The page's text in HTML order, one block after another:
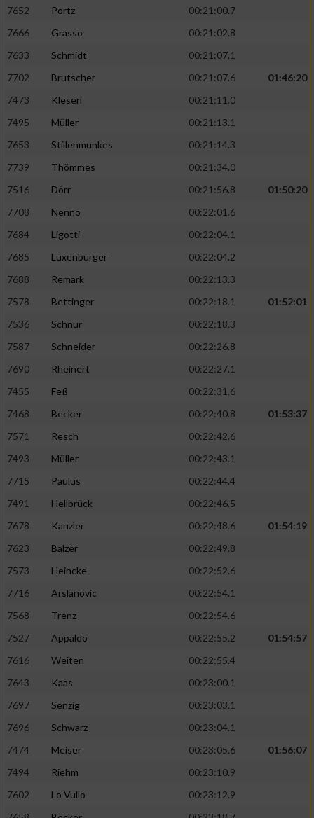
7652
Portz
00:21:00.7
7666
Grasso
00:21:02.8
7633
Schmidt
00:21:07.1
7702
Brutscher 00:21:07.6
01:46:20
7473
Klesen
00:21:11.0
7495
Müller
00:21:13.1
7653
Stillenmunkes
00:21:14.3
7739
Thömmes
00:21:34.0
7516
Dörr 00:21:56.8
01:50:20
7708
Nenno
00:22:01.6
7684
Ligotti
00:22:04.1
7685
Luxenburger
00:22:04.2
7688
Remark
00:22:13.3
7578
Bettinger 00:22:18.1
01:52:01
7536
Schnur
00:22:18.3
7587
Schneider
00:22:26.8
7690
Rheinert
00:22:27.1
7455
Feß
00:22:31.6
7468
Becker 00:22:40.8
01:53:37
7571
Resch
00:22:42.6
7493
Müller
00:22:43.1
7715
Paulus
00:22:44.4
7491
Hellbrück
00:22:46.5
7678
Kanzler 00:22:48.6
01:54:19
7623
Balzer
00:22:49.8
7573
Heincke
00:22:52.6
7716
Arslanovic
00:22:54.1
7568
Trenz
00:22:54.6
7527
Appaldo 00:22:55.2
01:54:57
7616
Weiten
00:22:55.4
7643
Kaas
00:23:00.1
7697
Senzig
00:23:03.1
7696
Schwarz
00:23:04.1
7474
Meiser 00:23:05.6
01:56:07
7494
Riehm
00:23:10.9
7602
Lo Vullo
00:23:12.9